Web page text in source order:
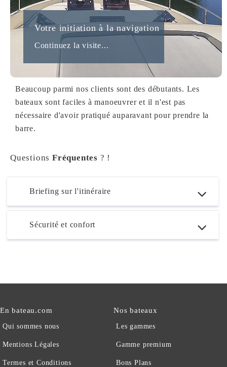
Votre initiation à la navigation
Continuez la visite...
Beaucoup parmi nos clients sont des débutants. Les
bateaux sont faciles à manoeuvrer et il n'est pas
nécessaire d'avoir pratiqué auparavant pour prendre la
barre.
Questions Fréquentes ? !
Briefing sur l'itinéraire
Sécurité et confort
En bateau.com
Qui sommes nous
Mentions Légales
Termes et Conditions
Nos bateaux
Les gammes
Gamme premium
Bons Plans